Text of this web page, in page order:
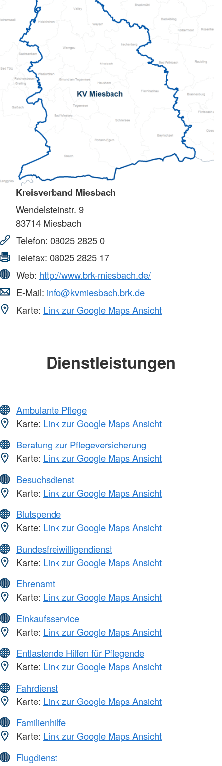
Kreisverband Miesbach
Wendelsteinstr. 9
83714 Miesbach
Telefon: 08025 2825 0
Telefax: 08025 2825 17
Web: http://www.brk-miesbach.de/
E-Mail: info@kvmiesbach.brk.de
Karte: Link zur Google Maps Ansicht
Dienstleistungen
Ambulante Pflege
Karte: Link zur Google Maps Ansicht
Beratung zur Pflegeversicherung
Karte: Link zur Google Maps Ansicht
Besuchsdienst
Karte: Link zur Google Maps Ansicht
Blutspende
Karte: Link zur Google Maps Ansicht
Bundesfreiwilligendienst
Karte: Link zur Google Maps Ansicht
Ehrenamt
Karte: Link zur Google Maps Ansicht
Einkaufsservice
Karte: Link zur Google Maps Ansicht
Entlastende Hilfen für Pflegende
Karte: Link zur Google Maps Ansicht
Fahrdienst
Karte: Link zur Google Maps Ansicht
Familienhilfe
Karte: Link zur Google Maps Ansicht
Flugdienst